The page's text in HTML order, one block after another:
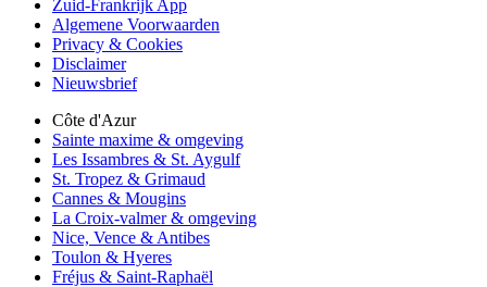
Zuid-Frankrijk App
Algemene Voorwaarden
Privacy & Cookies
Disclaimer
Nieuwsbrief
Côte d'Azur
Sainte maxime & omgeving
Les Issambres & St. Aygulf
St. Tropez & Grimaud
Cannes & Mougins
La Croix-valmer & omgeving
Nice, Vence & Antibes
Toulon & Hyeres
Fréjus & Saint-Raphaël